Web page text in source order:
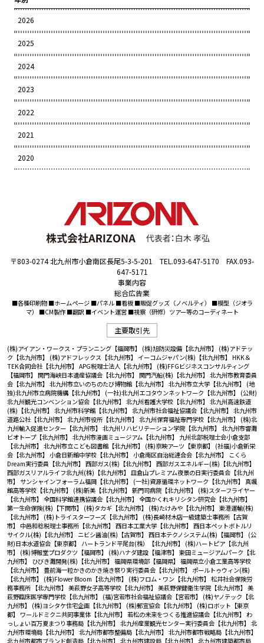
2026
2025
2024
2023
2022
2021
2020
〒803-0274 北九州市小倉南区長尾5-3-5-201 TEL.093-647-5170 FAX.093-
647-5171
事業内容
総合広告業
■各種印刷物 ■ホームページ ■パネル ■看板 ■販促グッズ（ノベルティ） ■模型（ジオラ
マ） ■CM製作 ■翻訳 ■イベント運営 ■視察（研修）ツアー等のコーディネート
主要取引先
(株)アイアン・ワークス・プランニング【福岡市】 (株)旭防災設備【北九州市】 (株)アドテッ
ク【北九州市】 (株)アドフレックス【北九州市】 イーコムジャパン(株)【北九州市】 HKK＆
TEK合同会社【北九州市】 APG税理士法人【北九州市】 (株)FFGビジネスコンサルティング
【福岡市】 関門海峡日本遺産協議会【北九州市】 関門汽船(株)【北九州市】 北九州市教育委員
会【北九州市】 北九州市立いのちのたび博物館【北九州市】 北九州市立大学【北九州市】 (地
独)北九州市立病院機構【北九州市】 (一社)北九州エコタウンネットワーク【北九州市】 (公財)
北九州観光コンベンション協会【北九州市】 北九州看護大学校【北九州市】 北九州高速鉄道
(株)【北九州市】 北九州市科学館【北九州市】 北九州市社会福祉協議会【北九州市】 北九州市
道路公社【北九州市】 北九州市役所【北九州市】 北九州保育福祉専門学校【北九州市】 (株)北
九州輸入促進センター【北九州市】 北九州リハビリテーション学院【北九州市】 北九州市響灘
ビオトープ【北九州市】 北九州市漫画ミュージアム【北九州市】 九州北部税理士会小倉支部
【北九州市】 北九州市立こども図書館【北九州市】 (株)京映アーツ【東京都】 (社福)小倉新栄
会【北九州市】 小倉日新館中学校【北九州市】 小倉南区自治総連合会【北九州市】
こくら
Dream実行委員【北九州市】 西部ガス(株)【北九州市】 西部ガスエネルギー(株)【北九州市】
西部ガスリアルライフ北九州(株)【北九州市】 皿倉山プレミアム夜景の日実行委員会【北九州
市】 サンシャインフォーラム福岡【北九州市】 (一社)資源循環ネットワーク【北九州市】 真颯
館高等学校【北九州市】 (株)新美【北九州市】 新門司病院【北九州市】 (株)スターフライヤー
【北九州市】 全国科学館連携協議会【北九州市】 全国かくれキリシタン研究会【北九州市】
第一生命保険(株)【下関市】 (株)タカギ【北九州市】 (株)たけみや【北九州市】 東港運輸(株)
【北九州市】 (株)トライスターフーズ【北九州市】 (株)長崎材木店一級建築士事務所【古賀
市】 中邑和稔税理士事務所【北九州市】 西日本工業大学【北九州市】 西日本ペットボトルリ
サイクル(株)【北九州市】 ニビシ醤油(株)【古賀市】 西日本テクノシステム(株)【福岡市】 (公
財)日本水道協会【東京都】 ハートランド平尾台(株）【北九州市】 (株)ハートピア【北九州
市】 (株)博報堂プロダクツ【福岡市】 (株)ハナダ建設【福津市】 東田ミュージアムパーク【北
九州市】 ひびき灘開発(株)【北九州市】 福岡県環境部【福岡県】 福岡県立小倉工業高等学校
【北九州市】 豊前海一粒かきのかき焼き祭り実行委員会【北九州市】 ポールトゥウィン(株)
【北九州市】 (株)Flower Bloom【北九州市】 (株)フロム・ワン【北九州市】 松井社会保険労
務事務所 【北九州市】 美萩野女子高等学校【北九州市】 美萩野保健衛生学院【北九州市】 美
萩野臨床医学専門学校【北九州市】 (福)宮若市社会福祉協議会【宮若市】 (株)ヤノテック【北
九州市】 (株)ヨシタケ住宅企画【北九州市】 (株)郵宣協会【北九州市】 (株)ロボット【東京
都】 ワールドミクニ共同事業体【北九州市】 若松の未来をつくる推進協議会【北九州市】 わ
っしょい百万夏まつり事務局【北九州市】 北九州産業観光センター実行委員会【北九州市】 北
九州市環境局【北九州市】 北九州市都市整備局【北九州市】 北九州市都市戦略局【北九州市】
北九州市都市ブランド創造局【北九州市】 北九州市建設局【北九州市】 北九州市建築都市局